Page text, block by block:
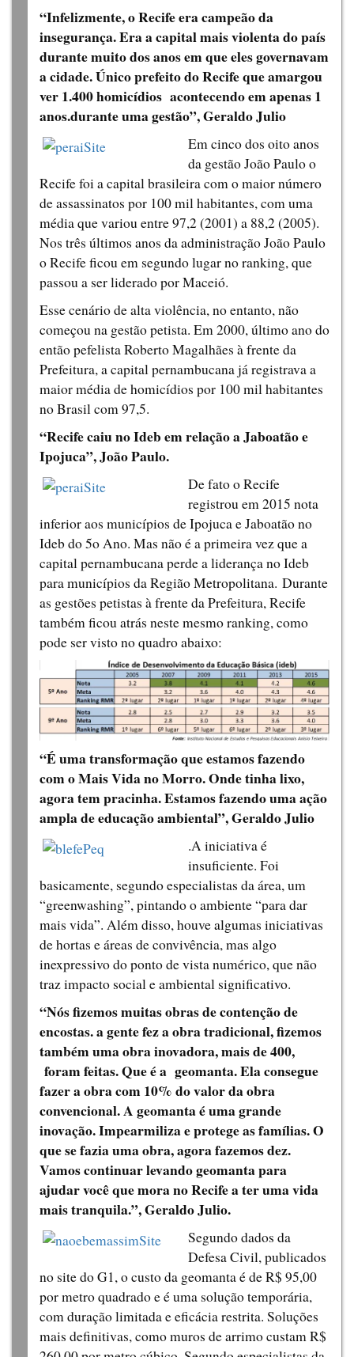
“Infelizmente, o Recife era campeão da
insegurança. Era a capital mais violenta do país
durante muito dos anos em que eles governavam
a cidade. Único prefeito do Recife que amargou
ver 1.400 homicídios acontecendo em apenas 1
anos.durante uma gestão”, Geraldo Julio
Em cinco dos oito anos
da gestão João Paulo o
Recife foi a capital brasileira com o maior número
de assassinatos por 100 mil habitantes, com uma
média que variou entre 97,2 (2001) a 88,2 (2005).
Nos três últimos anos da administração João Paulo
o Recife ficou em segundo lugar no ranking, que
passou a ser liderado por Maceió.
Esse cenário de alta violência, no entanto, não
começou na gestão petista. Em 2000, último ano do
então pefelista Roberto Magalhães à frente da
Prefeitura, a capital pernambucana já registrava a
maior média de homicídios por 100 mil habitantes
no Brasil com 97,5.
“Recife caiu no Ideb em relação a Jaboatão e
Ipojuca”, João Paulo.
De fato o Recife
registrou em 2015 nota
inferior aos municípios de Ipojuca e Jaboatão no
Ideb do 5o Ano. Mas não é a primeira vez que a
capital pernambucana perde a liderança no Ideb
para municípios da Região Metropolitana. Durante
as gestões petistas à frente da Prefeitura, Recife
também ficou atrás neste mesmo ranking, como
pode ser visto no quadro abaixo:
“É uma transformação que estamos fazendo
com o Mais Vida no Morro. Onde tinha lixo,
agora tem pracinha. Estamos fazendo uma ação
ampla de educação ambiental”, Geraldo Julio
.A iniciativa é
insuficiente. Foi
basicamente, segundo especialistas da área, um
“greenwashing”, pintando o ambiente “para dar
mais vida”. Além disso, houve algumas iniciativas
de hortas e áreas de convivência, mas algo
inexpressivo do ponto de vista numérico, que não
traz impacto social e ambiental significativo.
“Nós fizemos muitas obras de contenção de
encostas. a gente fez a obra tradicional, fizemos
também uma obra inovadora, mais de 400,
foram feitas. Que é a geomanta. Ela consegue
fazer a obra com 10% do valor da obra
convencional. A geomanta é uma grande
inovação. Impearmiliza e protege as famílias. O
que se fazia uma obra, agora fazemos dez.
Vamos continuar levando geomanta para
ajudar você que mora no Recife a ter uma vida
mais tranquila.”, Geraldo Julio.
Segundo dados da
Defesa Civil, publicados
no site do G1, o custo da geomanta é de R$ 95,00
por metro quadrado e é uma solução temporária,
com duração limitada e eficácia restrita. Soluções
mais definitivas, como muros de arrimo custam R$